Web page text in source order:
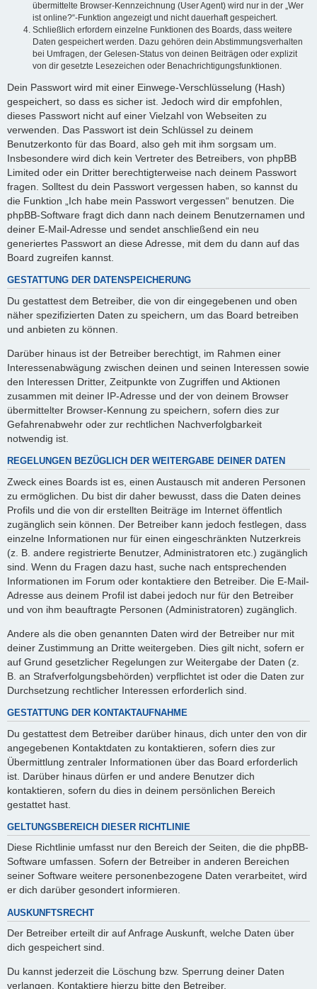
übermittelte Browser-Kennzeichnung (User Agent) wird nur in der „Wer
ist online?“-Funktion angezeigt und nicht dauerhaft gespeichert.
Schließlich erfordern einzelne Funktionen des Boards, dass weitere
Daten gespeichert werden. Dazu gehören dein Abstimmungsverhalten
bei Umfragen, der Gelesen-Status von deinen Beiträgen oder explizit
von dir gesetzte Lesezeichen oder Benachrichtigungsfunktionen.
Dein Passwort wird mit einer Einwege-Verschlüsselung (Hash)
gespeichert, so dass es sicher ist. Jedoch wird dir empfohlen,
dieses Passwort nicht auf einer Vielzahl von Webseiten zu
verwenden. Das Passwort ist dein Schlüssel zu deinem
Benutzerkonto für das Board, also geh mit ihm sorgsam um.
Insbesondere wird dich kein Vertreter des Betreibers, von phpBB
Limited oder ein Dritter berechtigterweise nach deinem Passwort
fragen. Solltest du dein Passwort vergessen haben, so kannst du
die Funktion „Ich habe mein Passwort vergessen“ benutzen. Die
phpBB-Software fragt dich dann nach deinem Benutzernamen und
deiner E-Mail-Adresse und sendet anschließend ein neu
generiertes Passwort an diese Adresse, mit dem du dann auf das
Board zugreifen kannst.
GESTATTUNG DER DATENSPEICHERUNG
Du gestattest dem Betreiber, die von dir eingegebenen und oben
näher spezifizierten Daten zu speichern, um das Board betreiben
und anbieten zu können.
Darüber hinaus ist der Betreiber berechtigt, im Rahmen einer
Interessenabwägung zwischen deinen und seinen Interessen sowie
den Interessen Dritter, Zeitpunkte von Zugriffen und Aktionen
zusammen mit deiner IP-Adresse und der von deinem Browser
übermittelter Browser-Kennung zu speichern, sofern dies zur
Gefahrenabwehr oder zur rechtlichen Nachverfolgbarkeit
notwendig ist.
REGELUNGEN BEZÜGLICH DER WEITERGABE DEINER DATEN
Zweck eines Boards ist es, einen Austausch mit anderen Personen
zu ermöglichen. Du bist dir daher bewusst, dass die Daten deines
Profils und die von dir erstellten Beiträge im Internet öffentlich
zugänglich sein können. Der Betreiber kann jedoch festlegen, dass
einzelne Informationen nur für einen eingeschränkten Nutzerkreis
(z. B. andere registrierte Benutzer, Administratoren etc.) zugänglich
sind. Wenn du Fragen dazu hast, suche nach entsprechenden
Informationen im Forum oder kontaktiere den Betreiber. Die E-Mail-
Adresse aus deinem Profil ist dabei jedoch nur für den Betreiber
und von ihm beauftragte Personen (Administratoren) zugänglich.
Andere als die oben genannten Daten wird der Betreiber nur mit
deiner Zustimmung an Dritte weitergeben. Dies gilt nicht, sofern er
auf Grund gesetzlicher Regelungen zur Weitergabe der Daten (z.
B. an Strafverfolgungsbehörden) verpflichtet ist oder die Daten zur
Durchsetzung rechtlicher Interessen erforderlich sind.
GESTATTUNG DER KONTAKTAUFNAHME
Du gestattest dem Betreiber darüber hinaus, dich unter den von dir
angegebenen Kontaktdaten zu kontaktieren, sofern dies zur
Übermittlung zentraler Informationen über das Board erforderlich
ist. Darüber hinaus dürfen er und andere Benutzer dich
kontaktieren, sofern du dies in deinem persönlichen Bereich
gestattet hast.
GELTUNGSBEREICH DIESER RICHTLINIE
Diese Richtlinie umfasst nur den Bereich der Seiten, die die phpBB-
Software umfassen. Sofern der Betreiber in anderen Bereichen
seiner Software weitere personenbezogene Daten verarbeitet, wird
er dich darüber gesondert informieren.
AUSKUNFTSRECHT
Der Betreiber erteilt dir auf Anfrage Auskunft, welche Daten über
dich gespeichert sind.
Du kannst jederzeit die Löschung bzw. Sperrung deiner Daten
verlangen. Kontaktiere hierzu bitte den Betreiber.